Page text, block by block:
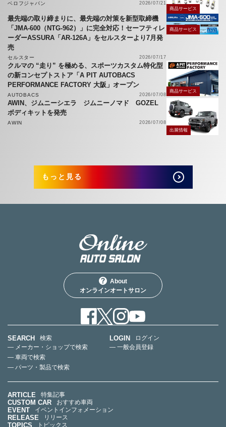
ベロフジャパン
2026/07/21
商品サービス
最先端の取り締まりに、最先端の対策を新型取締機
「JMA-600（NTG-962）」に完全対応！セーフティレ
ーダーASSURA「AR-126A」をセルスターより7月発
売
セルスター 2026/07/17
商品サービス
クルマの “走り” を極める、スポーツカスタム特化型
の新コンセプトストア「A PIT AUTOBACS
PERFORMANCE FACTORY 大阪」オープン
AUTOBACS 2026/07/08
商品サービス
AWIN、ジムニーシエラ ジムニーノマド GOZEL
ボディキットを発売
AWIN
2026/07/08
出展情報
もっと見る
About
オンラインオートサロン
SEARCH
検索
— メーカー・ショップで検索
— 車両で検索
— パーツ・製品で検索
LOGIN
ログイン
— 一般会員登録
ARTICLE 特集記事
CUSTOM CAR おすすめ車両
EVENT イベントインフォメーション
RELEASE リリース
TOPICS トピックス